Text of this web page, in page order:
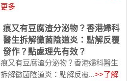
更多
痕又有豆腐渣分泌物？香港婦科
醫生拆解黴菌陰道炎：點解反覆
發作？點處理先有效？
痕又有豆腐渣分泌物？香港婦科醫生
拆解黴菌陰道炎：點解反覆...>>了解